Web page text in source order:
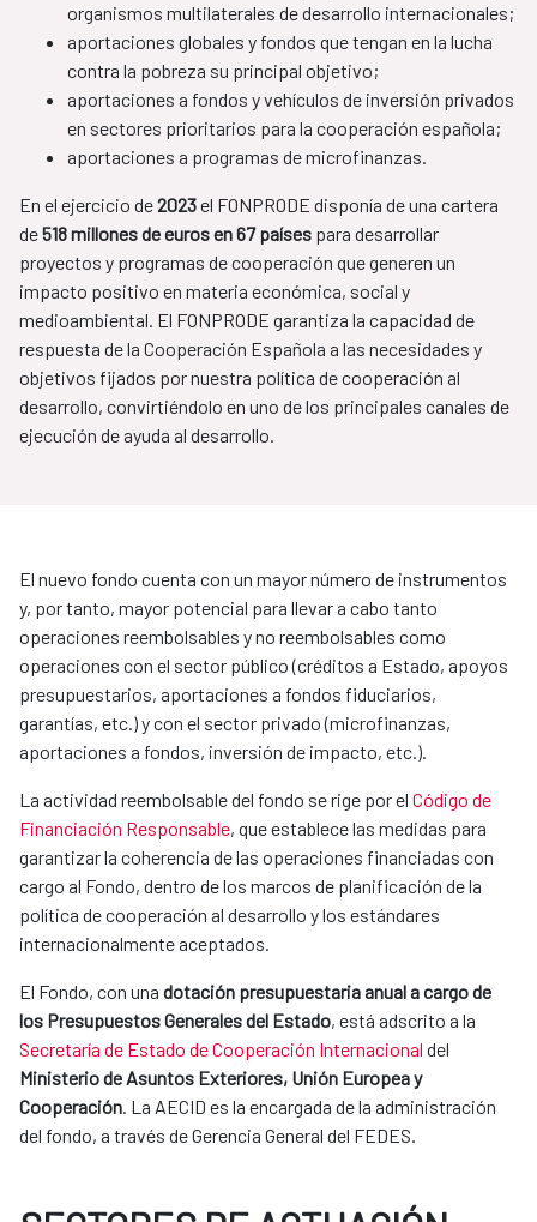
organismos multilaterales de desarrollo internacionales;
aportaciones globales y fondos que tengan en la lucha
contra la pobreza su principal objetivo;
aportaciones a fondos y vehículos de inversión privados
en sectores prioritarios para la cooperación española;
aportaciones a programas de microfinanzas.
En el ejercicio de2023el FONPRODE disponía de una cartera
de518 millones de euros en 67 países para desarrollar
proyectos y programas de cooperación que generen un
impacto positivo en materia económica, social y
medioambiental. El FONPRODE garantiza la capacidad de
respuesta de la Cooperación Española a las necesidades y
objetivos fijados por nuestra política de cooperación al
desarrollo, convirtiéndolo en uno de los principales canales de
ejecución de ayuda al desarrollo.
El nuevo fondo cuenta con un mayor número de instrumentos
y, por tanto, mayor potencial para llevar a cabo tanto
operaciones reembolsables y no reembolsables como
operaciones con el sector público (créditos a Estado, apoyos
presupuestarios, aportaciones a fondos fiduciarios,
garantías, etc.) y con el sector privado (microfinanzas,
aportaciones a fondos, inversión de impacto, etc.).
​La actividad reembolsable del fondo se rige por el Código de
Financiación Responsable, que establece las medidas para
garantizar la coherencia de las operaciones financiadas con
cargo al Fondo, dentro de los marcos de planificación de la
política de cooperación al desarrollo y los estándares
internacionalmente aceptados.
El Fondo, con una dotación presupuestaria anual a cargo de
los Presupuestos Generales del Estado, está adscrito a la
Secretaría de Estado de Cooperación Internacional del
Ministerio de Asuntos Exteriores, Unión Europea y
Cooperación. La AECID es la encargada de la administración
del fondo, a través de Gerencia General del FEDES.